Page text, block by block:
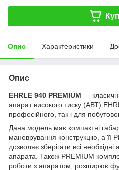
Опис Характеристики
Опис
EHRLE 940 PREMIUM —
апарат високого тиску (АВТ)
професійного, так і для
Дана модель має компактні
маневрування конструкцію, а її
дозволяє зберігати всі необхідні
апарата. Також PREMIUM
роботи з апаратом, розширює